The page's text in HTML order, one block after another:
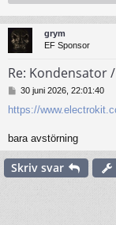
grym
EF Sponsor
Re: Kondensator
l
g
g
30 juni 2026, 22:01:40
https://
bara avstörning
Skriv svar